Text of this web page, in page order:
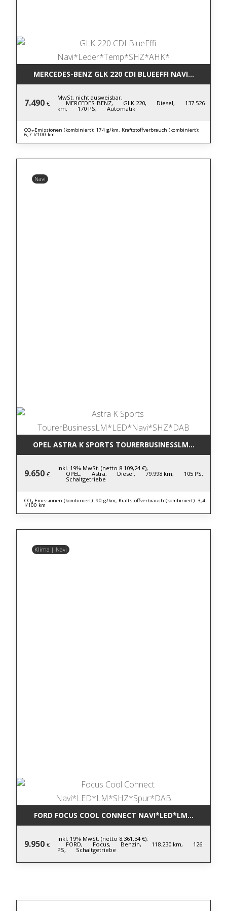
MERCEDES-BENZ GLK 220 CDI
7.490 €
MwSt. nicht ausweisbar,
MERCEDES-BENZ, GLK 220, Diesel, 137.526
km, 170 PS, Automatik
CO₂-Emissionen (kombiniert): 174 g/km, Kraftstoffverbrauch (kombiniert):
6,7 l/100 km
Navi
OPEL ASTRA K SPORTS
9.650 €
inkl. 19% MwSt. (netto 8.109,24 €),
OPEL, Astra, Diesel, 79.998 km, 105 PS,
Schaltgetriebe
CO₂-Emissionen (kombiniert): 90 g/km, Kraftstoffverbrauch (kombiniert): 3,4
l/100 km
Klima | Navi
FORD FOCUS COOL CONNECT
9.950 €
inkl. 19% MwSt. (netto 8.361,34 €),
FORD, Focus, Benzin, 118.230 km, 126
PS, Schaltgetriebe